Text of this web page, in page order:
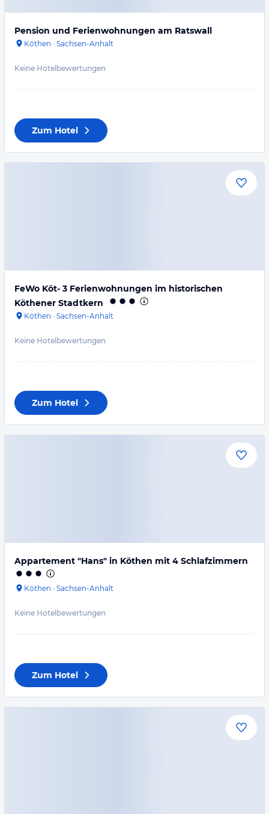
Pension und Ferienwohnungen am Ratswall
Köthen · Sachsen-Anhalt
Keine Hotelbewertungen
Zum Hotel
FeWo Köt- 3 Ferienwohnungen im historischen
Köthener Stadtkern
Köthen · Sachsen-Anhalt
Keine Hotelbewertungen
Zum Hotel
Appartement "Hans" in Köthen mit 4 Schlafzimmern
Köthen · Sachsen-Anhalt
Keine Hotelbewertungen
Zum Hotel